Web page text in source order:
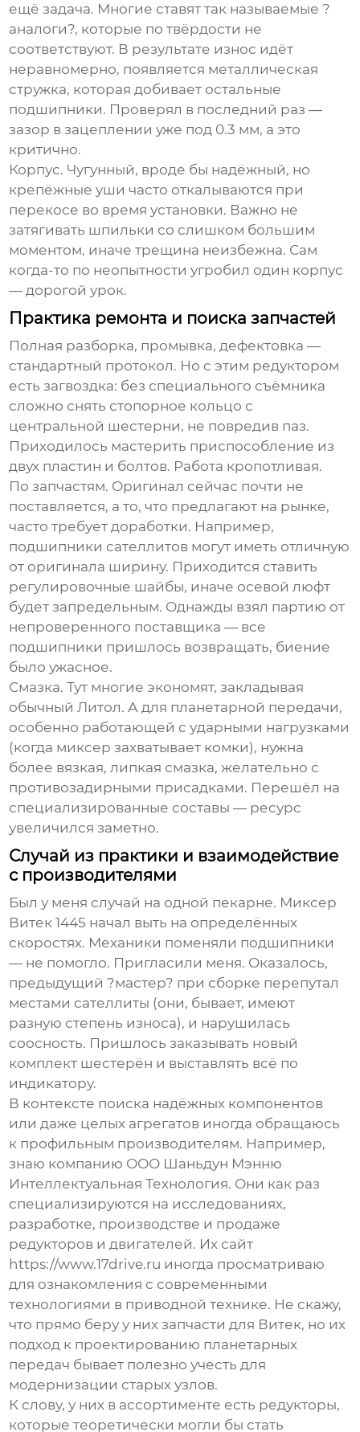
ещё задача. Многие ставят так называемые ?
аналоги?, которые по твёрдости не
соответствуют. В результате износ идёт
неравномерно, появляется металлическая
стружка, которая добивает остальные
подшипники. Проверял в последний раз —
зазор в зацеплении уже под 0.3 мм, а это
критично.
Корпус. Чугунный, вроде бы надёжный, но
крепёжные уши часто откалываются при
перекосе во время установки. Важно не
затягивать шпильки со слишком большим
моментом, иначе трещина неизбежна. Сам
когда-то по неопытности угробил один корпус
— дорогой урок.
Практика ремонта и поиска запчастей
Полная разборка, промывка, дефектовка —
стандартный протокол. Но с этим редуктором
есть загвоздка: без специального съёмника
сложно снять стопорное кольцо с
центральной шестерни, не повредив паз.
Приходилось мастерить приспособление из
двух пластин и болтов. Работа кропотливая.
По запчастям. Оригинал сейчас почти не
поставляется, а то, что предлагают на рынке,
часто требует доработки. Например,
подшипники сателлитов могут иметь отличную
от оригинала ширину. Приходится ставить
регулировочные шайбы, иначе осевой люфт
будет запредельным. Однажды взял партию от
непроверенного поставщика — все
подшипники пришлось возвращать, биение
было ужасное.
Смазка. Тут многие экономят, закладывая
обычный Литол. А для планетарной передачи,
особенно работающей с ударными нагрузками
(когда миксер захватывает комки), нужна
более вязкая, липкая смазка, желательно с
противозадирными присадками. Перешёл на
специализированные составы — ресурс
увеличился заметно.
Случай из практики и взаимодействие
с производителями
Был у меня случай на одной пекарне. Миксер
Витек 1445 начал выть на определённых
скоростях. Механики поменяли подшипники
— не помогло. Пригласили меня. Оказалось,
предыдущий ?мастер? при сборке перепутал
местами сателлиты (они, бывает, имеют
разную степень износа), и нарушилась
соосность. Пришлось заказывать новый
комплект шестерён и выставлять всё по
индикатору.
В контексте поиска надёжных компонентов
или даже целых агрегатов иногда обращаюсь
к профильным производителям. Например,
знаю компанию ООО Шаньдун Мэнню
Интеллектуальная Технология. Они как раз
специализируются на исследованиях,
разработке, производстве и продаже
редукторов и двигателей. Их сайт
https://www.17drive.ru иногда просматриваю
для ознакомления с современными
технологиями в приводной технике. Не скажу,
что прямо беру у них запчасти для Витек, но их
подход к проектированию планетарных
передач бывает полезно учесть для
модернизации старых узлов.
К слову, у них в ассортименте есть редукторы,
которые теоретически могли бы стать